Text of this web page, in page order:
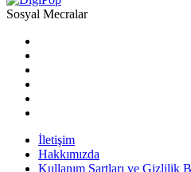
Sosyal Mecralar
İletişim
Hakkımızda
Kullanım Şartları ve Gizlilik